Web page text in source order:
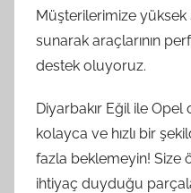
Müşterilerimize
sunarak araçlarının
destek oluyoruz.
Diyarbakır Eğil ile Opel
kolayca ve hızlı bir
fazla beklemeyin! Size
ihtiyaç duyduğu